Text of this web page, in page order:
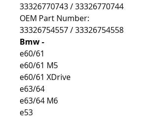
33326770743 / 33326770744
OEM Part Number:
33326754557 / 33326754558
Bmw -
e60/61
e60/61 M5
e60/61 XDrive
e63/64
e63/64 M6
e53